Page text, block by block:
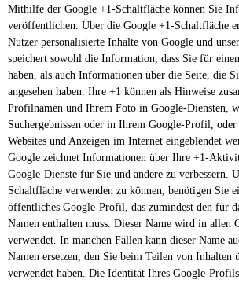
Mithilfe der Google +1-Schaltfläche können Sie
veröffentlichen. Über die Google +1-Schaltfläche
Nutzer personalisierte Inhalte von Google und
speichert sowohl die Information, dass Sie für
haben, als auch Informationen über die Seite, die
angesehen haben. Ihre +1 können als Hinweise
Profilnamen und Ihrem Foto in Google-Diensten,
Suchergebnissen oder in Ihrem Google-Profil,
Websites und Anzeigen im Internet eingeblendet
Google zeichnet Informationen über Ihre +1-
Google-Dienste für Sie und andere zu verbessern.
Schaltfläche verwenden zu können, benötigen Sie
öffentliches Google-Profil, das zumindest den für
Namen enthalten muss. Dieser Name wird in allen
verwendet. In manchen Fällen kann dieser Name
Namen ersetzen, den Sie beim Teilen von
verwendet haben. Die Identität Ihres Google-